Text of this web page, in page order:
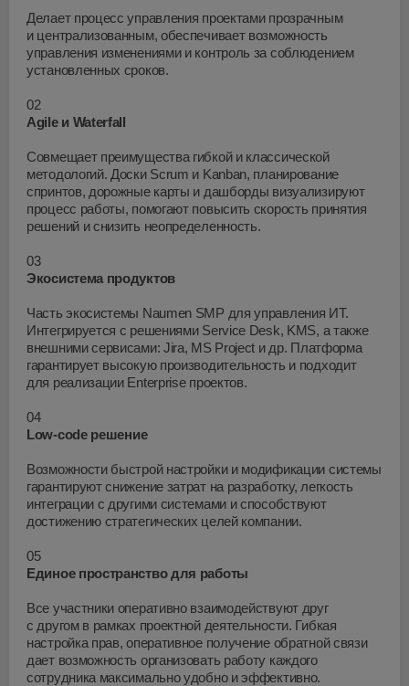
Делает процесс управления проектами прозрачным
и централизованным, обеспечивает возможность
управления изменениями и контроль за соблюдением
установленных сроков.
02
Agile и Waterfall
Совмещает преимущества гибкой и классической
методологий. Доски Scrum и Kanban, планирование
спринтов, дорожные карты и дашборды визуализируют
процесс работы, помогают повысить скорость принятия
решений и снизить неопределенность.
03
Экосистема продуктов
Часть экосистемы Naumen SMP для управления ИТ.
Интегрируется с решениями Service Desk, KMS, а также
внешними сервисами: Jira, MS Project и др. Платформа
гарантирует высокую производительность и подходит
для реализации Enterprise проектов.
04
Low-codeрешение
Возможности быстрой настройки и модификации системы
гарантируют снижение затрат на разработку, легкость
интеграции с другими системами и способствуют
достижению стратегических целей компании.
05
Единое пространство для работы
Все участники оперативно взаимодействуют друг
с другом в рамках проектной деятельности. Гибкая
настройка прав, оперативное получение обратной связи
дает возможность организовать работу каждого
сотрудника максимально удобно и эффективно.